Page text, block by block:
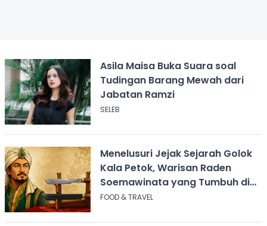
Asila Maisa Buka Suara soal
Tudingan Barang Mewah dari
Jabatan Ramzi
SELEB
Menelusuri Jejak Sejarah Golok
Kala Petok, Warisan Raden
Soemawinata yang Tumbuh di
Sukabumi
FOOD & TRAVEL